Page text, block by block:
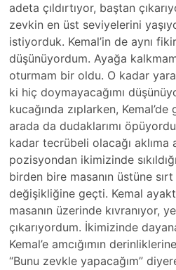
adeta çıldırtıyor, baştan
zevkin en üst seviyelerini
istiyorduk. Kemal’in de aynı
düşünüyordum. Ayağa
oturmam bir oldu. O kadar
ki hiç doymayacağımı
kucağında zıplarken,
arada da dudaklarımı
kadar tecrübeli olacağı aklıma
pozisyondan ikimizinde
birden bire masanın üstüne
değişikliğine geçti. Kemal
masanın üzerinde kıvranıyor,
çıkarıyordum. İkimizinde
Kemal’e amcığımın
“Bunu zevkle yapacağım”